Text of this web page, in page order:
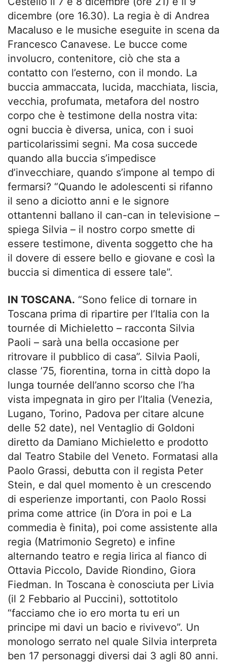
dicembre (ore 16.30). La regia è di Andrea
Macaluso e le musiche eseguite in scena da
Francesco Canavese. Le bucce come
involucro, contenitore, ciò che sta a
contatto con l’esterno, con il mondo. La
buccia ammaccata, lucida, macchiata, liscia,
vecchia, profumata, metafora del nostro
corpo che è testimone della nostra vita:
ogni buccia è diversa, unica, con i suoi
particolarissimi segni. Ma cosa succede
quando alla buccia s’impedisce
d’invecchiare, quando s’impone al tempo di
fermarsi? “Quando le adolescenti si rifanno
il seno a diciotto anni e le signore
ottantenni ballano il can-can in televisione –
spiega Silvia – il nostro corpo smette di
essere testimone, diventa soggetto che ha
il dovere di essere bello e giovane e così la
buccia si dimentica di essere tale”.
IN TOSCANA. “Sono felice di tornare in
Toscana prima di ripartire per l’Italia con la
tournée di Michieletto – racconta Silvia
Paoli – sarà una bella occasione per
ritrovare il pubblico di casa”. Silvia Paoli,
classe ’75, fiorentina, torna in città dopo la
lunga tournée dell’anno scorso che l’ha
vista impegnata in giro per l’Italia (Venezia,
Lugano, Torino, Padova per citare alcune
delle 52 date), nel Ventaglio di Goldoni
diretto da Damiano Michieletto e prodotto
dal Teatro Stabile del Veneto. Formatasi alla
Paolo Grassi, debutta con il regista Peter
Stein, e dal quel momento è un crescendo
di esperienze importanti, con Paolo Rossi
prima come attrice (in D’ora in poi e La
commedia è finita), poi come assistente alla
regia (Matrimonio Segreto) e infine
alternando teatro e regia lirica al fianco di
Ottavia Piccolo, Davide Riondino, Giora
Fiedman. In Toscana è conosciuta per Livia
(il 2 Febbario al Puccini), sottotitolo
“facciamo che io ero morta tu eri un
principe mi davi un bacio e rivivevo”. Un
monologo serrato nel quale Silvia interpreta
ben 17 personaggi diversi dai 3 agli 80 anni.